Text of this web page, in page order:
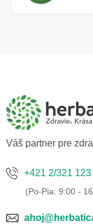
Váš partner pre
+421 2/321 123